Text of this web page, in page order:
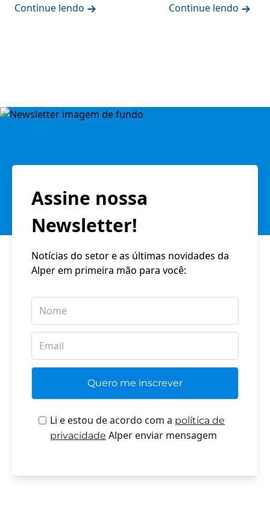
Continue lendo Continue lendo
Assine nossa
Newsletter!
Notícias do setor e as últimas novidades da
Alper em primeira mão para você:
Li e estou de acordo com a política de
privacidade Alper enviar mensagem